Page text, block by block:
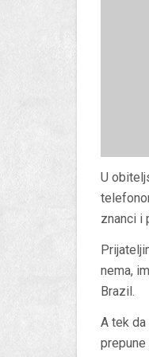
U
znanci i
nema,
Brazil.
A tek